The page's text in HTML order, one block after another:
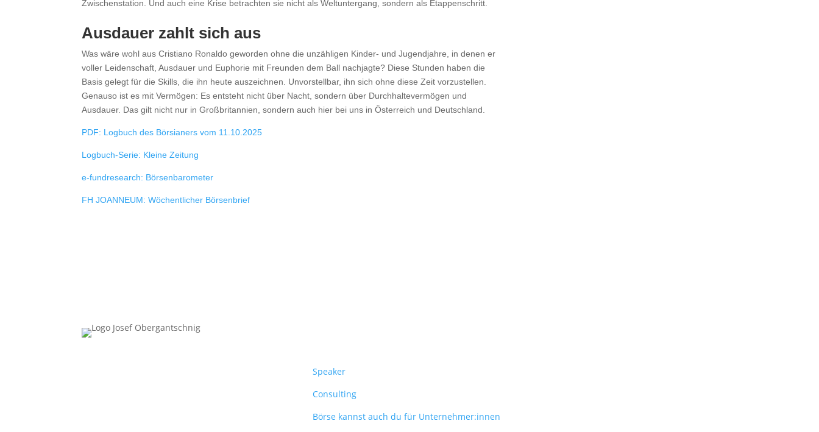
Zwischenstation. Und auch eine Krise betrachten sie nicht als Weltuntergang, sondern als Etappenschritt.
Ausdauer zahlt sich aus
Was wäre wohl aus Cristiano Ronaldo geworden ohne die unzähligen Kinder- und Jugendjahre, in denen er
voller Leidenschaft, Ausdauer und Euphorie mit Freunden dem Ball nachjagte? Diese Stunden haben die
Basis gelegt für die Skills, die ihn heute auszeichnen. Unvorstellbar, ihn sich ohne diese Zeit vorzustellen.
Genauso ist es mit Vermögen: Es entsteht nicht über Nacht, sondern über Durchhaltevermögen und
Ausdauer. Das gilt nicht nur in Großbritannien, sondern auch hier bei uns in Österreich und Deutschland.
PDF: Logbuch des Börsianers vom 11.10.2025
Logbuch-Serie: Kleine Zeitung
e-fundresearch: Börsenbarometer
FH JOANNEUM: Wöchentlicher Börsenbrief
Speaker
Consulting
Börse kannst auch du für Unternehmer:innen